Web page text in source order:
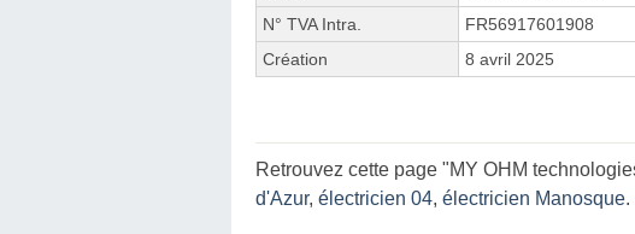
N° TVA Intra.
FR56917601908
Création
8 avril 2025
Retrouvez cette page "MY OHM
d'Azur, électricien 04, électricien Manosque.